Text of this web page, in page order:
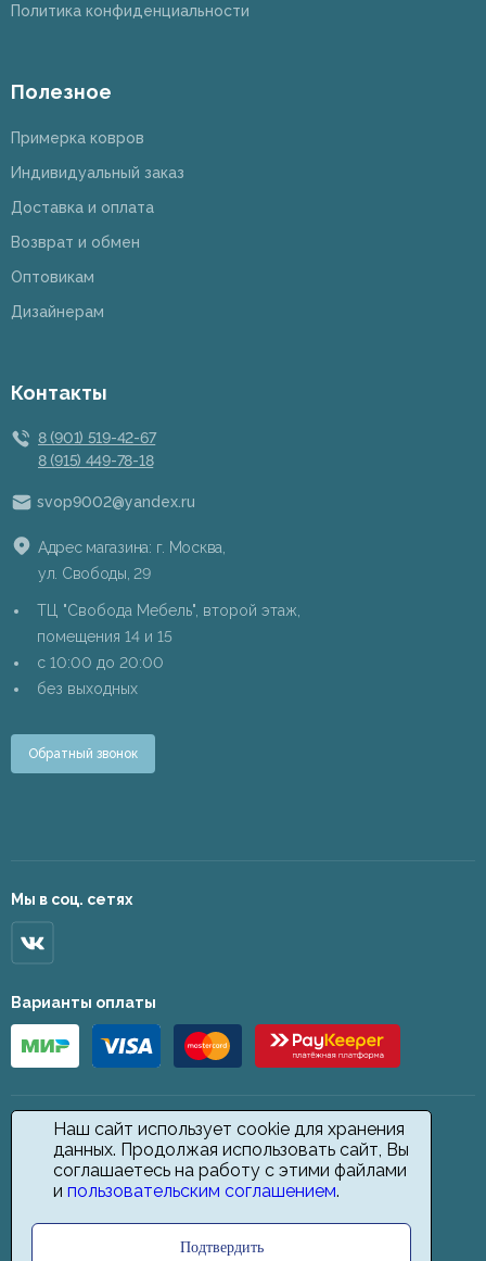
Наш сайт использует cookie для хранения
данных. Продолжая использовать сайт, Вы
соглашаетесь на работу с этими файлами
и пользовательским соглашением.
Подтвердить
Политика конфиденциальности
Полезное
Примерка ковров
Индивидуальный заказ
Доставка и оплата
Возврат и обмен
Оптовикам
Дизайнерам
Контакты
8 (901) 519-42-67
8 (915) 449-78-18
svop9002@yandex.ru
Адрес магазина: г. Москва,
ул. Свободы, 29
ТЦ "Свобода Мебель", второй этаж,
помещения 14 и 15
c 10:00 до 20:00
без выходных
Обратный звонок
Мы в соц. сетях
Варианты оплаты
2026 © Star Carpet. ИП Кодиров Д. О., ИНН 361605146148. Все права